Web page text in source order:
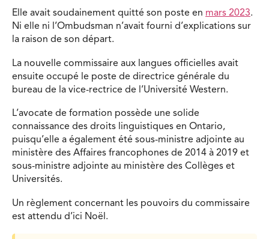
Elle avait soudainement quitté son poste en mars 2023.
Ni elle ni l’Ombudsman n’avait fourni d’explications sur
la raison de son départ.
La nouvelle commissaire aux langues officielles avait
ensuite occupé le poste de directrice générale du
bureau de la vice-rectrice de l’Université Western.
L’avocate de formation possède une solide
connaissance des droits linguistiques en Ontario,
puisqu’elle a également été sous-ministre adjointe au
ministère des Affaires francophones de 2014 à 2019 et
sous-ministre adjointe au ministère des Collèges et
Universités.
Un règlement concernant les pouvoirs du commissaire
est attendu d’ici Noël.